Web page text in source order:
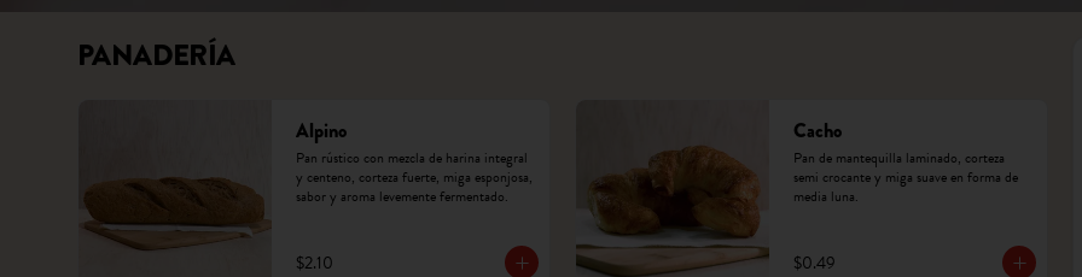
PANADERÍA
Alpino
Pan rústico con mezcla de harina integral
y centeno, corteza fuerte, miga esponjosa,
sabor y aroma levemente fermentado.
$2.10
Cacho
Pan de mantequilla laminado, corteza
semi crocante y miga suave en forma de
media luna.
$0.49